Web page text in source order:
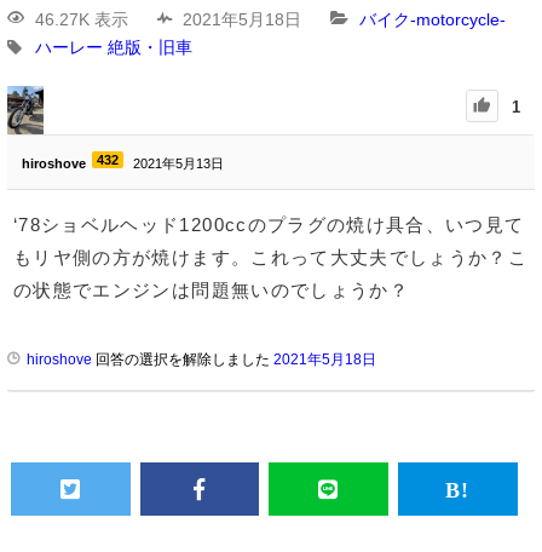
46.27K 表示 2021年5月18日
バイク-motorcycle-
ハーレー 絶版・旧車
1
hiroshove 432 2021年5月13日
‘78ショベルヘッド1200ccのプラグの焼け具合、いつ見て
もリヤ側の方が焼けます。これって大丈夫でしょうか？こ
の状態でエンジンは問題無いのでしょうか？
hiroshove 回答の選択を解除しました 2021年5月18日